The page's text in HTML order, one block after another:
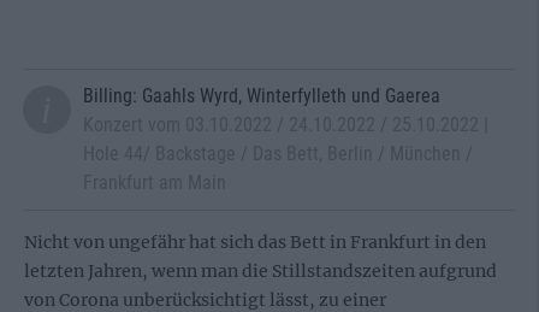
Billing: Gaahls Wyrd, Winterfylleth und Gaerea
Nicht von ungefähr hat sich das Bett in Frankfurt in den
letzten Jahren, wenn man die Stillstandszeiten aufgrund
von Corona unberücksichtigt lässt, zu einer